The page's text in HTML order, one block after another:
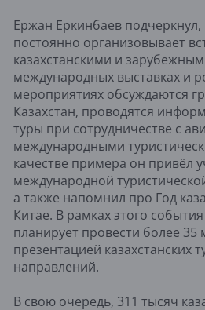
Ержан Еркинбаев
постоянно организовывает
казахстанскими и
международных выставках и
мероприятиях обсуждаются
Казахстан, проводятся
туры при сотрудничестве с
международными
качестве примера он привёл
международной
а также напомнил про Год
Китае. В рамках этого
планирует провести более 35
презентацией казахстанских
направлений.
В свою очередь, 311 тысяч